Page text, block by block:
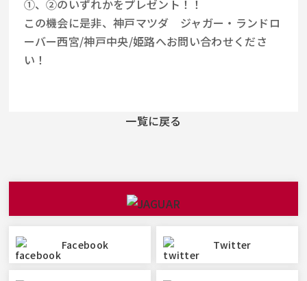
①、②のいずれかをプレゼント！！
この機会に是非、神戸マツダ ジャガー・ランドロ
ーバー西宮/神戸中央/姫路へお問い合わせくださ
い！
一覧に戻る
Facebook Twitter